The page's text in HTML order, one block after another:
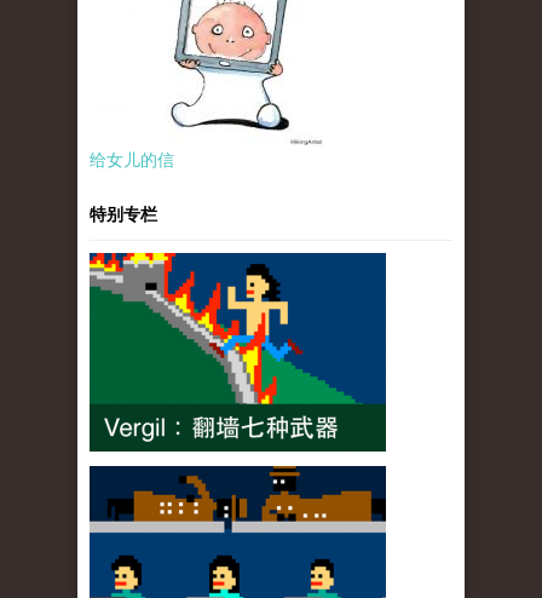
给女儿的信
特别专栏